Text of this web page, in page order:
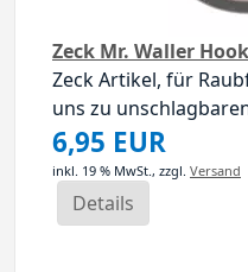
Zeck Mr. Waller
Zeck Artikel, für
uns zu
6,95 EUR
inkl. 19 % MwSt., zzgl. Versand
Details